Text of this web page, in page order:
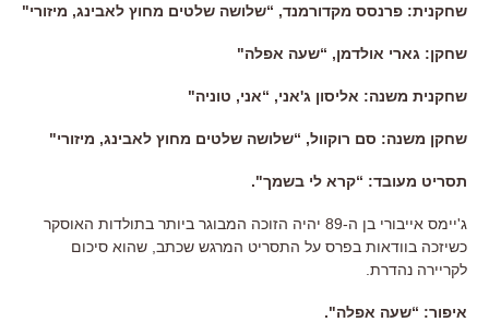
שחקנית: פרנסס מקדורמנד, “שלושה שלטים מחוץ לאבינג, מיזורי"
שחקן: גארי אולדמן, “שעה אפלה"
שחקנית משנה: אליסון ג'אני, “אני, טוניה"
שחקן משנה: סם רוקוול, “שלושה שלטים מחוץ לאבינג, מיזורי"
תסריט מעובד: “קרא לי בשמך".
ג'יימס אייבורי בן ה-89
יהיה הזוכה המבוגר ביותר בתולדות האוסקר
כשיזכה בוודאות בפרס על התסריט המרגש שכתב שהוא סיכום
לקריירה נהדרת
איפור: “שעה אפלה".